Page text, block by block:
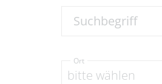
Suchbegriff
bitte wählen
Ort